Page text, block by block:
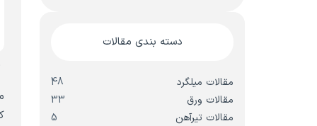
دسته بندی مقالات
مقالات میلگرد
48
مقالات ورق
33
مقالات تیرآهن
5